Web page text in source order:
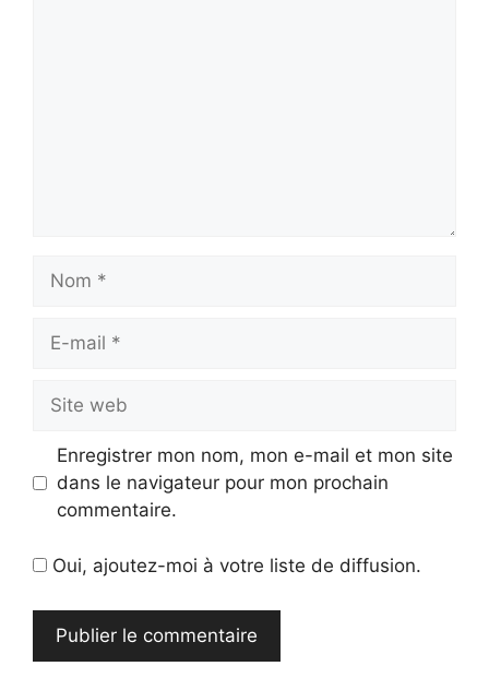
Nom
Site
web
Enregistrer mon nom, mon e-mail et mon site
dans le navigateur pour mon prochain
commentaire.
Oui, ajoutez-moi à votre liste de diffusion.